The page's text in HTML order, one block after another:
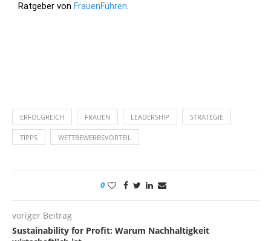
Ratgeber von FrauenFühren.
ERFOLGREICH FRAUEN LEADERSHIP STRATEGIE
TIPPS WETTBEWERBSVORTEIL
0
voriger Beitrag
Sustainability for Profit: Warum Nachhaltigkeit